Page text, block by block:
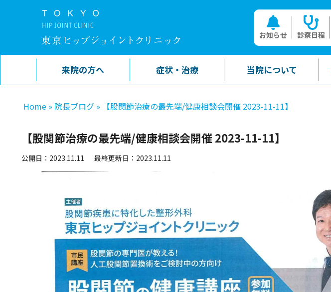
お知らせ 診察日程
来院の方へ 症状・治療 当院について
Home » 院長ブログ » 【股関節治療の最先端/健康相談会開催 2023-11-11】
【股関節治療の最先端/健康相談会開催 2023-11-11】
公開日：2023.11.11 最終更新日：2023.11.11